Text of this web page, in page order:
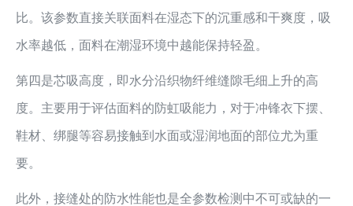
比。该参数直接关联面料在湿态下的沉重感和干爽度，吸
水率越低，面料在潮湿环境中越能保持轻盈。
第四是芯吸高度，即水分沿织物纤维缝隙毛细上升的高
度。主要用于评估面料的防虹吸能力，对于冲锋衣下摆、
鞋材、绑腿等容易接触到水面或湿润地面的部位尤为重
要。
此外，接缝处的防水性能也是全参数检测中不可或缺的一